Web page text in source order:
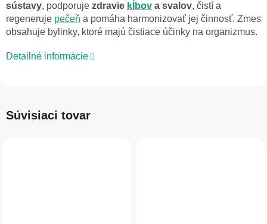
sústavy, podporuje zdravie kĺbov a svalov, čistí a
regeneruje pečeň a pomáha harmonizovať jej činnosť. Zmes
obsahuje bylinky, ktoré majú čistiace účinky na organizmus.
Detailné informácie
Súvisiaci tovar